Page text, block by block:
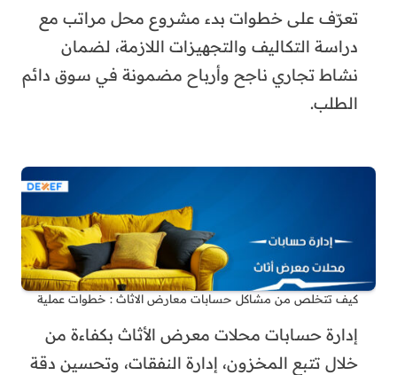
تعرّف على خطوات بدء مشروع محل مراتب مع
دراسة التكاليف والتجهيزات اللازمة، لضمان
نشاط تجاري ناجح وأرباح مضمونة في سوق دائم
الطلب.
كيف تتخلص من مشاكل حسابات معارض الاثاث : خطوات عملية
إدارة حسابات محلات معرض الأثاث بكفاءة من
خلال تتبع المخزون، إدارة النفقات، وتحسين دقة